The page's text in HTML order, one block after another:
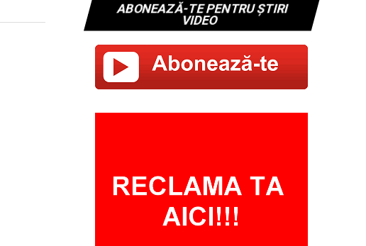
ABONEAZĂ-TE PENTRU ȘTIRI
VIDEO